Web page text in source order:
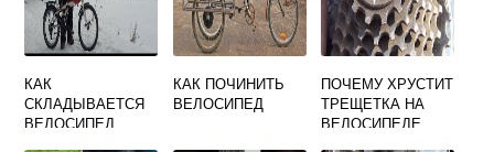
КАК
СКЛАДЫВАЕТСЯ
ВЕЛОСИПЕД
КАК ПОЧИНИТЬ
ВЕЛОСИПЕД
ПОЧЕМУ ХРУСТИТ
ТРЕЩЕТКА НА
ВЕЛОСИПЕДЕ